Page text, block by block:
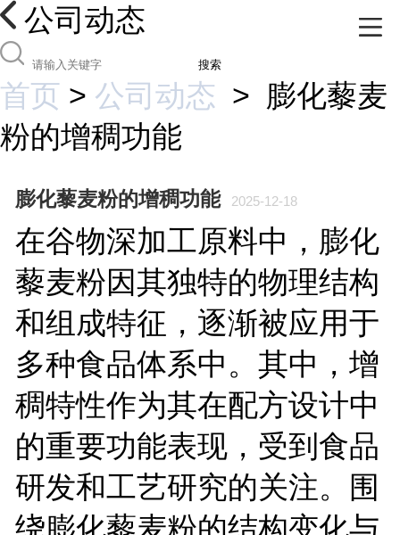
公司动态
搜索
首页 > 公司动态 > 膨化藜麦
粉的增稠功能
膨化藜麦粉的增稠功能 2025-12-18
在谷物深加工原料中，膨化
藜麦粉因其独特的物理结构
和组成特征，逐渐被应用于
多种食品体系中。其中，增
稠特性作为其在配方设计中
的重要功能表现，受到食品
研发和工艺研究的关注。围
绕膨化藜麦粉的结构变化与